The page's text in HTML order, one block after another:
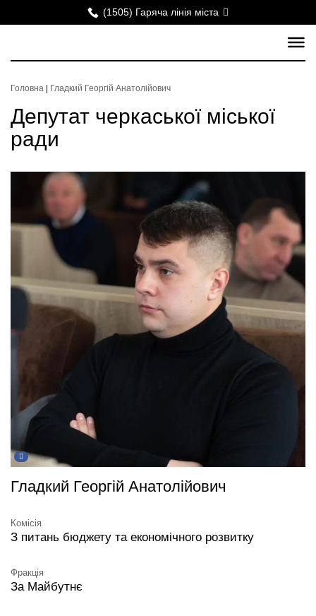
(1505) Гаряча лінія міста
Головна Гладкий Георгій Анатолійович
Депутат черкаської міської
ради
Гладкий Георгій Анатолійович
Комісія
З питань бюджету та економічного розвитку
Фракція
За Майбутнє